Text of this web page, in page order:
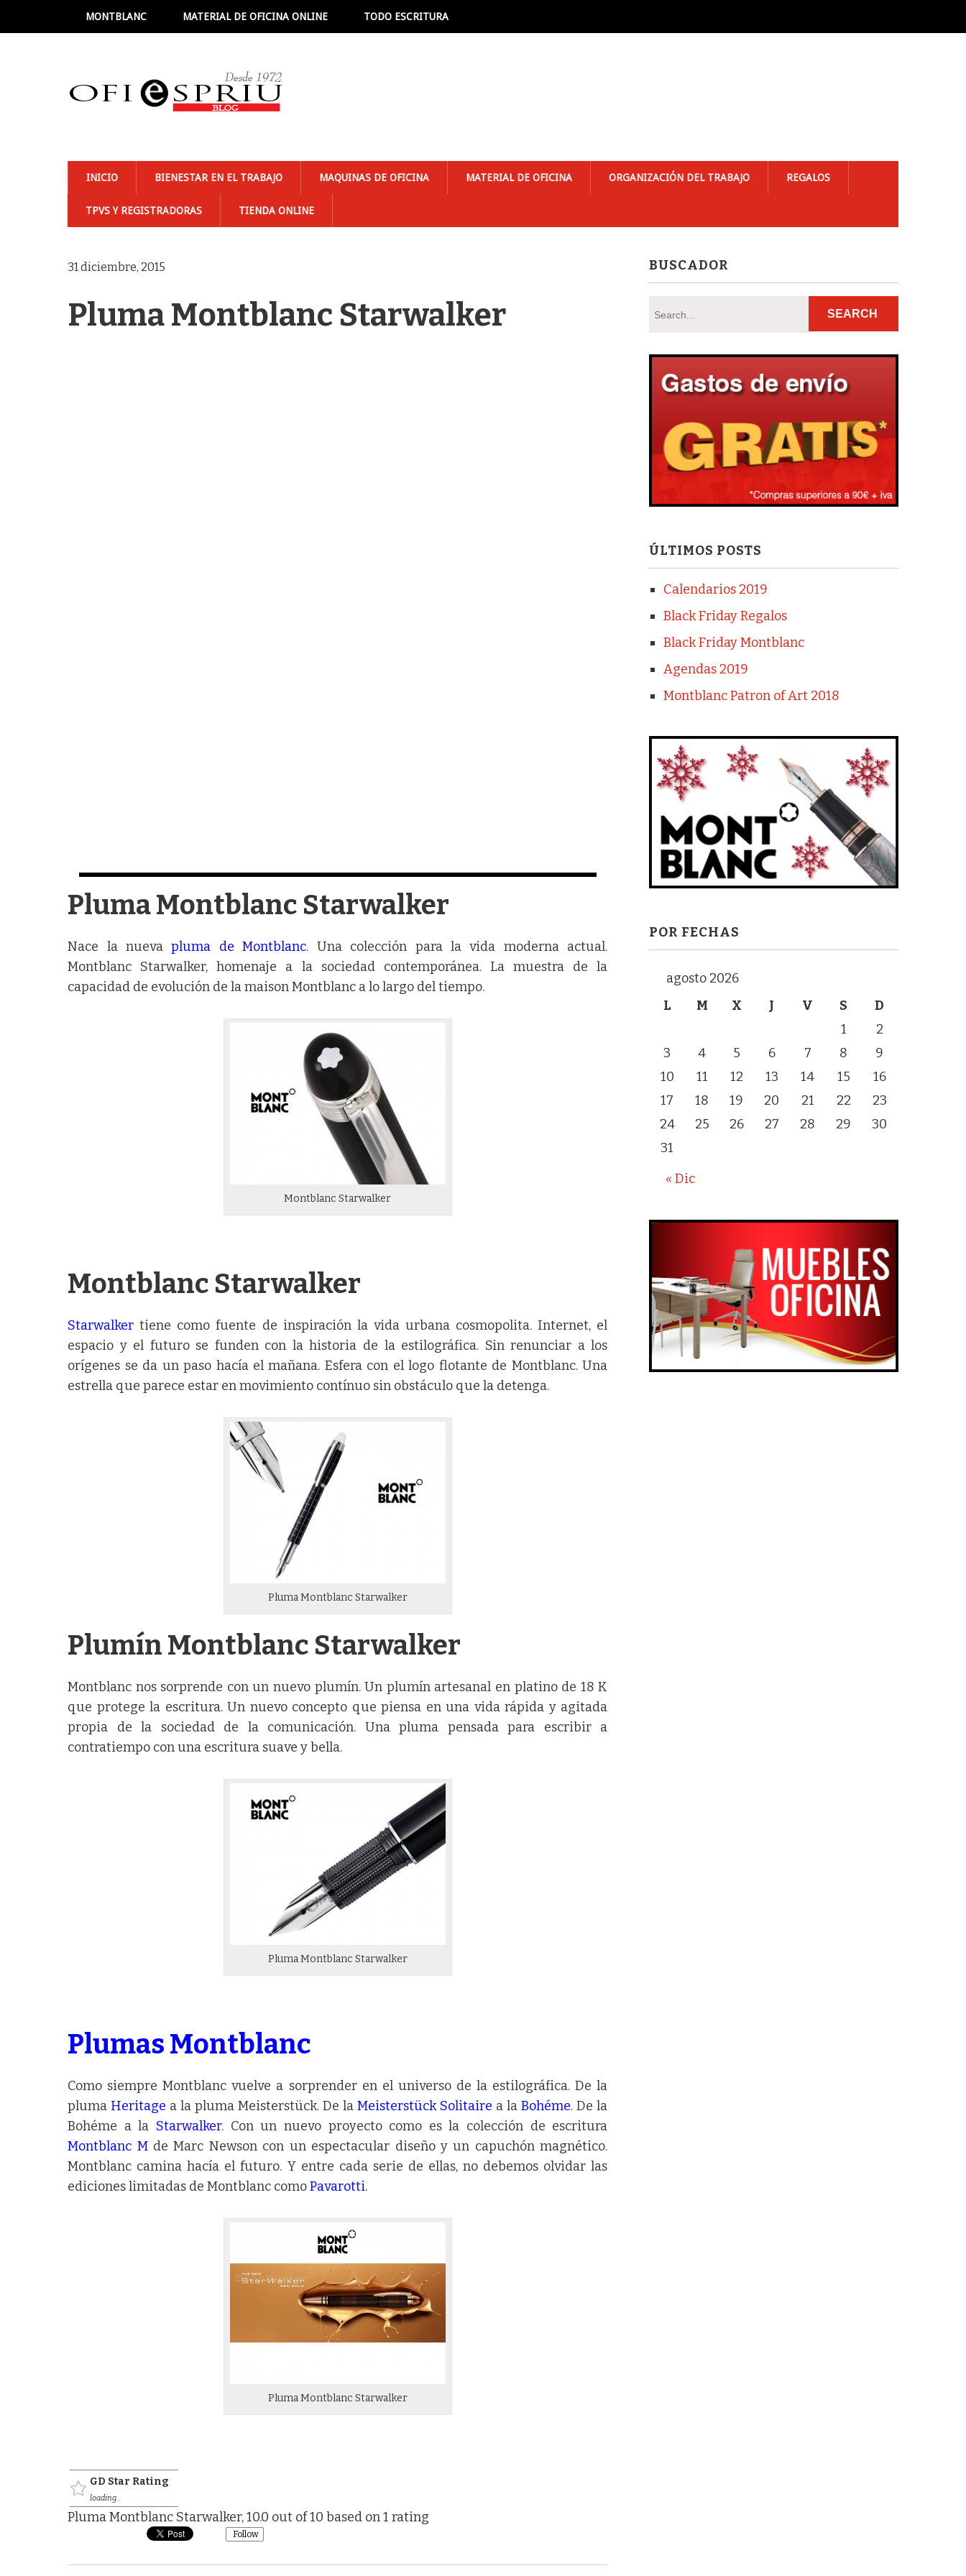
MONTBLANC MATERIAL DE OFICINA ONLINE TODO ESCRITURA
INICIO BIENESTAR EN EL TRABAJO MAQUINAS DE OFICINA MATERIAL DE OFICINA ORGANIZACIÓN DEL TRABAJO REGALOS
TPVS Y REGISTRADORAS TIENDA ONLINE
31 diciembre, 2015
Pluma Montblanc Starwalker
Pluma Montblanc Starwalker
Nace la nuevapluma de Montblanc. Una colección para la vida moderna actual.
Montblanc Starwalker, homenaje a la sociedad contemporánea. La muestra de la
capacidad de evolución de la maison Montblanc a lo largo del tiempo.
Montblanc Starwalker
Montblanc Starwalker
Starwalker tiene como fuente de inspiración la vida urbana cosmopolita. Internet, el
espacio y el futuro se funden con la historia de la estilográfica. Sin renunciar a los
orígenes se da un paso hacía el mañana. Esfera con el logo flotante de Montblanc. Una
estrella que parece estar en movimiento contínuo sin obstáculo que la detenga.
Pluma Montblanc Starwalker
Plumín Montblanc Starwalker
Montblanc nos sorprende con un nuevo plumín. Un plumín artesanal en platino de 18 K
que protege la escritura. Un nuevo concepto que piensa en una vida rápida y agitada
propia de la sociedad de la comunicación. Una pluma pensada para escribir a
contratiempo con una escritura suave y bella.
Pluma Montblanc Starwalker
Plumas Montblanc
Como siempre Montblanc vuelve a sorprender en el universo de la estilográfica. De la
pluma Heritage a la pluma Meisterstück. De laMeisterstück Solitaire a laBohéme. De la
Bohéme a la Starwalker. Con un nuevo proyecto como es la colección de escritura
Montblanc Mde Marc Newson con un espectacular diseño y un capuchón magnético.
Montblanc camina hacía el futuro. Y entre cada serie de ellas, no debemos olvidar las
ediciones limitadas de Montblanc comoPavarotti.
Pluma Montblanc Starwalker
GD Star Rating
loading...
Pluma Montblanc Starwalker,10.0 out of10 based on1 rating
Follow
BUSCADOR
ÚLTIMOS POSTS
Calendarios 2019
Black Friday Regalos
Black Friday Montblanc
Agendas 2019
Montblanc Patron of Art 2018
POR FECHAS
agosto 2026
L
M X J V S D
« Dic
1
2
3
4 5 6 7 8
9
10
11 12 13 14 15
16
17
18 19 20 21 22
23
24
25 26 27 28 29
30
31